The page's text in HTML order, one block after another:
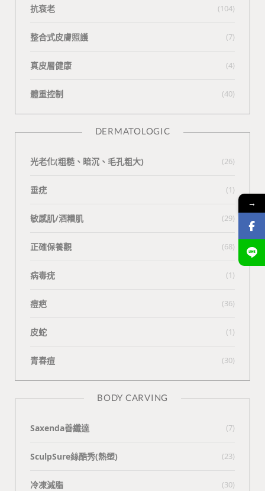
抗衰老 (104)
整合式皮膚照護 (7)
真皮層健康 (4)
體重控制 (40)
DERMATOLOGIC
光老化(粗糙、暗沉、毛孔粗大) (26)
垂疣 (1)
敏感肌/酒糟肌 (29)
正確保養觀 (68)
病毒疣 (1)
痘疤 (36)
皮蛇 (1)
青春痘 (30)
BODY CARVING
Saxenda善纖達 (7)
SculpSure絲酷秀(熱塑) (23)
冷凍減脂 (30)
→